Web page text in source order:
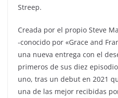
Streep.
Creada por el propio Steve
-conocido por «Grace and
una nueva entrega con el
primeros de sus diez
uno, tras un debut en 2021
una de las mejor recibidas